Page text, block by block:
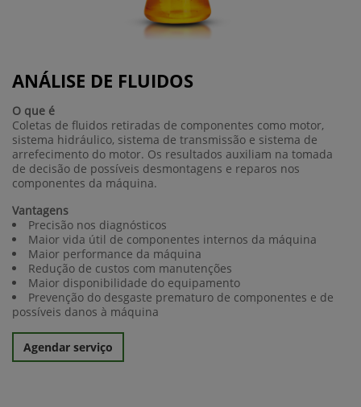
ANÁLISE DE FLUIDOS
O que é
Coletas de fluidos retiradas de componentes como motor,
sistema hidráulico, sistema de transmissão e sistema de
arrefecimento do motor. Os resultados auxiliam na tomada
de decisão de possíveis desmontagens e reparos nos
componentes da máquina.
Vantagens
Precisão nos diagnósticos
Maior vida útil de componentes internos da máquina
Maior performance da máquina
Redução de custos com manutenções
Maior disponibilidade do equipamento
Prevenção do desgaste prematuro de componentes e de
possíveis danos à máquina
Agendar serviço